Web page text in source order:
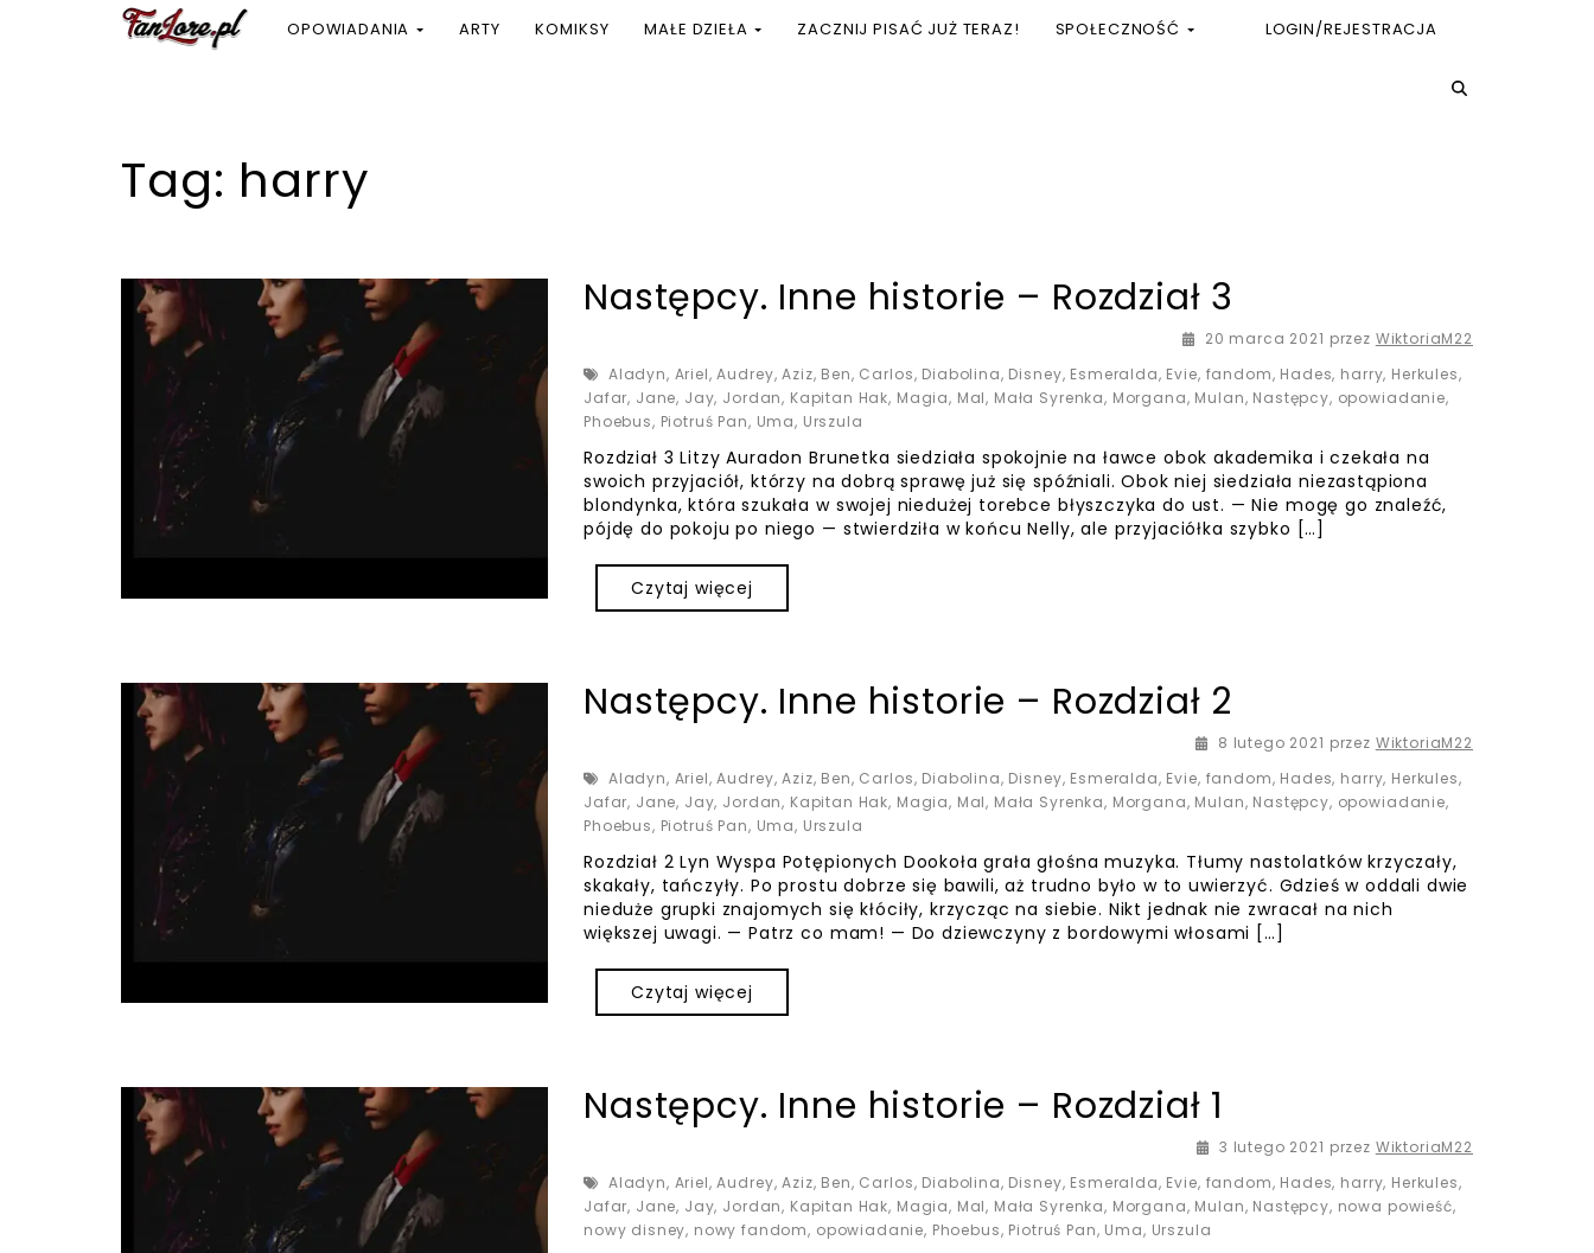
OPOWIADANIA ARTY KOMIKSY MAŁE DZIEŁA ZACZNIJ PISAĆ JUŻ TERAZ! SPOŁECZNOŚĆ LOGIN/REJESTRACJA
Tag: harry
Następcy. Inne historie – Rozdział 3
20 marca 2021 przez WiktoriaM22
Aladyn, Ariel,Audrey,Aziz, Ben, Carlos, Diabolina, Disney, Esmeralda, Evie, fandom, Hades, harry, Herkules,
Jafar, Jane, Jay, Jordan, Kapitan Hak, Magia, Mal, Mała Syrenka, Morgana, Mulan, Następcy, opowiadanie,
Phoebus, Piotruś Pan, Uma, Urszula
Rozdział 3 Litzy Auradon Brunetka siedziała spokojnie na ławce obok akademika i czekała na
swoich przyjaciół, którzy na dobrą sprawę już się spóźniali. Obok niej siedziała niezastąpiona
blondynka, która szukała w swojej niedużej torebce błyszczyka do ust. — Nie mogę go znaleźć,
pójdę do pokoju po niego — stwierdziła w końcu Nelly, ale przyjaciółka szybko […]
Czytaj więcej
Następcy. Inne historie – Rozdział 2
8 lutego 2021 przez WiktoriaM22
Aladyn, Ariel,Audrey,Aziz, Ben, Carlos, Diabolina, Disney, Esmeralda, Evie, fandom, Hades, harry, Herkules,
Jafar, Jane, Jay, Jordan, Kapitan Hak, Magia, Mal, Mała Syrenka, Morgana, Mulan, Następcy, opowiadanie,
Phoebus, Piotruś Pan, Uma, Urszula
Rozdział 2 Lyn Wyspa Potępionych Dookoła grała głośna muzyka. Tłumy nastolatków krzyczały,
skakały, tańczyły. Po prostu dobrze się bawili, aż trudno było w to uwierzyć. Gdzieś w oddali dwie
nieduże grupki znajomych się kłóciły, krzycząc na siebie. Nikt jednak nie zwracał na nich
większej uwagi. — Patrz co mam! — Do dziewczyny z bordowymi włosami […]
Czytaj więcej
Następcy. Inne historie – Rozdział 1
3 lutego 2021 29 marca 2021
przez WiktoriaM22
Aladyn, Ariel,Audrey,Aziz, Ben, Carlos, Diabolina, Disney, Esmeralda, Evie, fandom, Hades, harry, Herkules,
Jafar, Jane, Jay, Jordan, Kapitan Hak, Magia, Mal, Mała Syrenka, Morgana, Mulan, Następcy, nowa powieść,
nowy disney, nowy fandom, opowiadanie, Phoebus, Piotruś Pan, Uma, Urszula